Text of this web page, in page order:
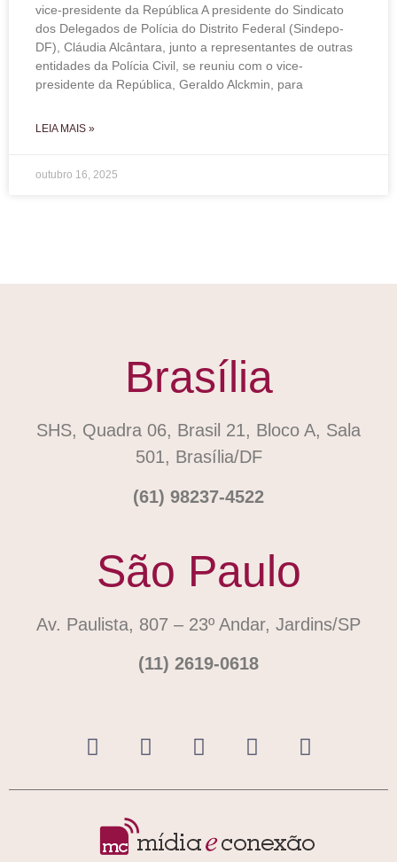
vice-presidente da República A presidente do Sindicato
dos Delegados de Polícia do Distrito Federal (Sindepo-
DF), Cláudia Alcântara, junto a representantes de outras
entidades da Polícia Civil, se reuniu com o vice-
presidente da República, Geraldo Alckmin, para
LEIA MAIS »
outubro 16, 2025
Brasília
SHS, Quadra 06, Brasil 21, Bloco A, Sala
501, Brasília/DF
(61) 98237-4522
São Paulo
Av. Paulista, 807 – 23º Andar, Jardins/SP
(11) 2619-0618